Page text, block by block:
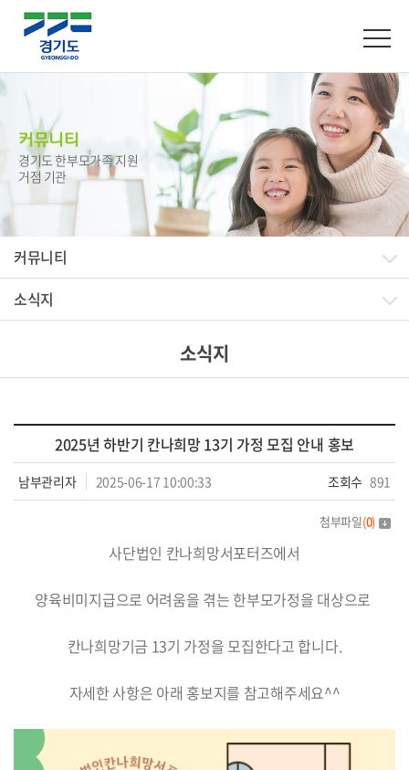
커뮤니티
경기도 한부모가족 지원
거점 기관
커뮤니티
소식지
소식지
2025년 하반기 칸나희망 13기 가정 모집 안내 홍보
남부관리자 2025-06-17 10:00:33 조회수 891
첨부파일(0)
사단법인 칸나희망서포터즈에서
양육비미지급으로 어려움을 겪는 한부모가정을 대상으로
칸나희망기금 13기 가정을 모집한다고 합니다.
자세한 사항은 아래 홍보지를 참고해주세요^^